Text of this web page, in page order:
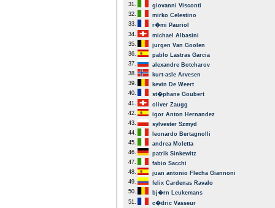
31.
giovanni Visconti
32.
mirko Celestino
33.
r�mi Pauriol
34.
michael Albasini
35.
jurgen Van Goolen
36.
pablo Lastras Garcia
37.
alexandre Botcharov
38.
kurt-asle Arvesen
39.
kevin De Weert
40.
st�phane Goubert
41.
oliver Zaugg
42.
igor Anton Hernandez
43.
sylvester Szmyd
44.
leonardo Bertagnolli
45.
andrea Moletta
46.
patrik Sinkewitz
47.
fabio Sacchi
48.
juan antonio Flecha Giannoni
49.
felix Cardenas Ravalo
50.
bj�rn Leukemans
51.
c�dric Vasseur